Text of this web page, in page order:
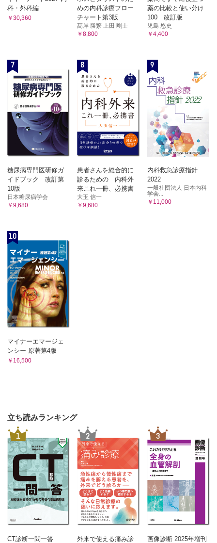
科・外科編
￥30,360
めの内科診療フロー
チャート第3版
髙岸 勝繁 上田 剛士
￥8,800
薬の比較と使い分け
100 改訂版
児島 悠史
￥4,400
7
糖尿病専門医研修ガ
イドブック 改訂第
10版
日本糖尿病学会
￥9,680
8
患者さんを総合的に
診るための 内科外
来これ一冊、必携書
大玉 信一
￥9,680
9
内科救急診療指針
2022
一般社団法人 日本内科
学会...
￥11,000
10
マイナーエマージェ
ンシー 原著第4版
￥16,500
立ち読みランキング
1
CT診断一問一答
2
外来で使える痛み診
3
画像診断 2025年増刊